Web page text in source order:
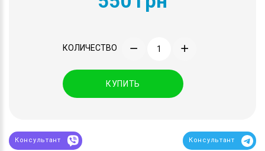
КОЛИЧЕСТВО
КУПИТЬ
Консультант Консультант